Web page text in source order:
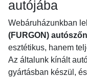
autójába
Webáruházunkban
(FURGON)
esztétikus, hanem
Az általunk kínált
gyártásban készül,